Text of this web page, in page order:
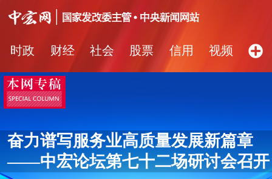
时政 财经 社会 股票 信用 视频
图片 品牌
营商环境
奋力谱写服务业高质量发展新篇章
——中宏论坛第七十二场研讨会召开